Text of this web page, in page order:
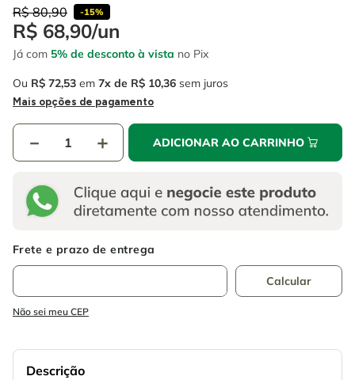
R$ 80,90 -15%
R$ 68,90/un
Já com 5% de desconto à vista no Pix
Ou R$ 72,53 em 7 R$ 10,36 sem juros
Mais opções de pagamento
＋
－ ADICIONAR AO CARRINHO
Não sei meu CEP
Descrição
6º serra copo
7 luva
9º lavadora alta pressão
chave impacto
serra circular
º
º fio
º lavadora alta pressão
chave impacto